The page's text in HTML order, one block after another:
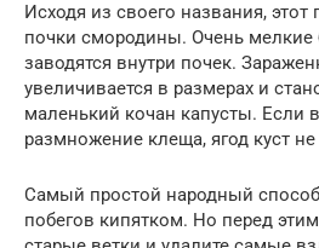
Исходя из своего названия, этот
почки смородины. Очень мелкие
заводятся внутри почек.
увеличивается в размерах и
маленький кочан капусты. Если
размножение клеща, ягод куст не
Самый простой народный
побегов кипятком. Но перед